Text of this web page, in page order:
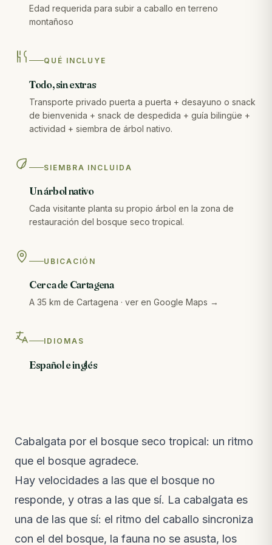
Edad requerida para subir a caballo en terreno
montañoso
QUÉ INCLUYE
Todo, sin extras
Transporte privado puerta a puerta + desayuno o snack
de bienvenida + snack de despedida + guía bilingüe +
actividad + siembra de árbol nativo.
SIEMBRA INCLUIDA
Un árbol nativo
Cada visitante planta su propio árbol en la zona de
restauración del bosque seco tropical.
UBICACIÓN
Cerca de Cartagena
A 35 km de Cartagena · ver en Google Maps →
IDIOMAS
Español e inglés
Cabalgata por el bosque seco tropical: un ritmo
que el bosque agradece.
Hay velocidades a las que el bosque no
responde, y otras a las que sí. La cabalgata es
una de las que sí: el ritmo del caballo sincroniza
con el del bosque, la fauna no se asusta, los